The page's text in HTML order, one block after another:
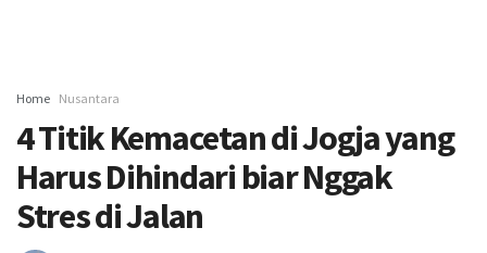
Home Nusantara
4 Titik Kemacetan di Jogja yang
Harus Dihindari biar Nggak
Stres di Jalan